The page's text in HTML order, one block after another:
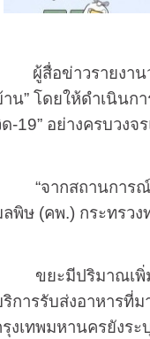
ผู้สื่อข่าวรายงานว่า
าน” โดยให้ดำเนินก
-19” อย่างครบวงจ
“จากสถานการ
ลพิษ (คพ.) กระทรว
ขยะมีปริมาณเพิ่
การรับส่งอาหารที่
รุงเทพมหานครยังร